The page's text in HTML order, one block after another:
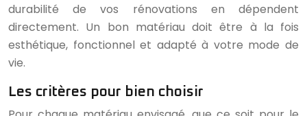
durabilité de vos rénovations en dépendent
directement. Un bon matériau doit être à la fois
esthétique, fonctionnel et adapté à votre mode de
vie.
Les critères pour bien choisir